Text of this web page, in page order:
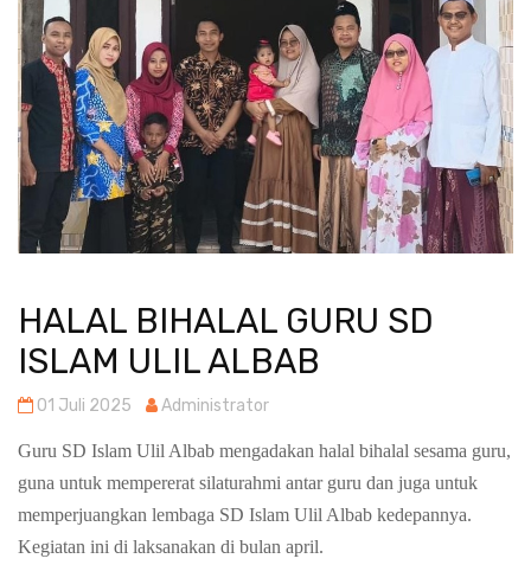
HALAL BIHALAL GURU SD
ISLAM ULIL ALBAB
01 Juli 2025 Administrator
Guru SD Islam Ulil Albab mengadakan halal bihalal sesama guru,
guna untuk mempererat silaturahmi antar guru dan juga untuk
memperjuangkan lembaga SD Islam Ulil Albab kedepannya.
Kegiatan ini di laksanakan di bulan april.